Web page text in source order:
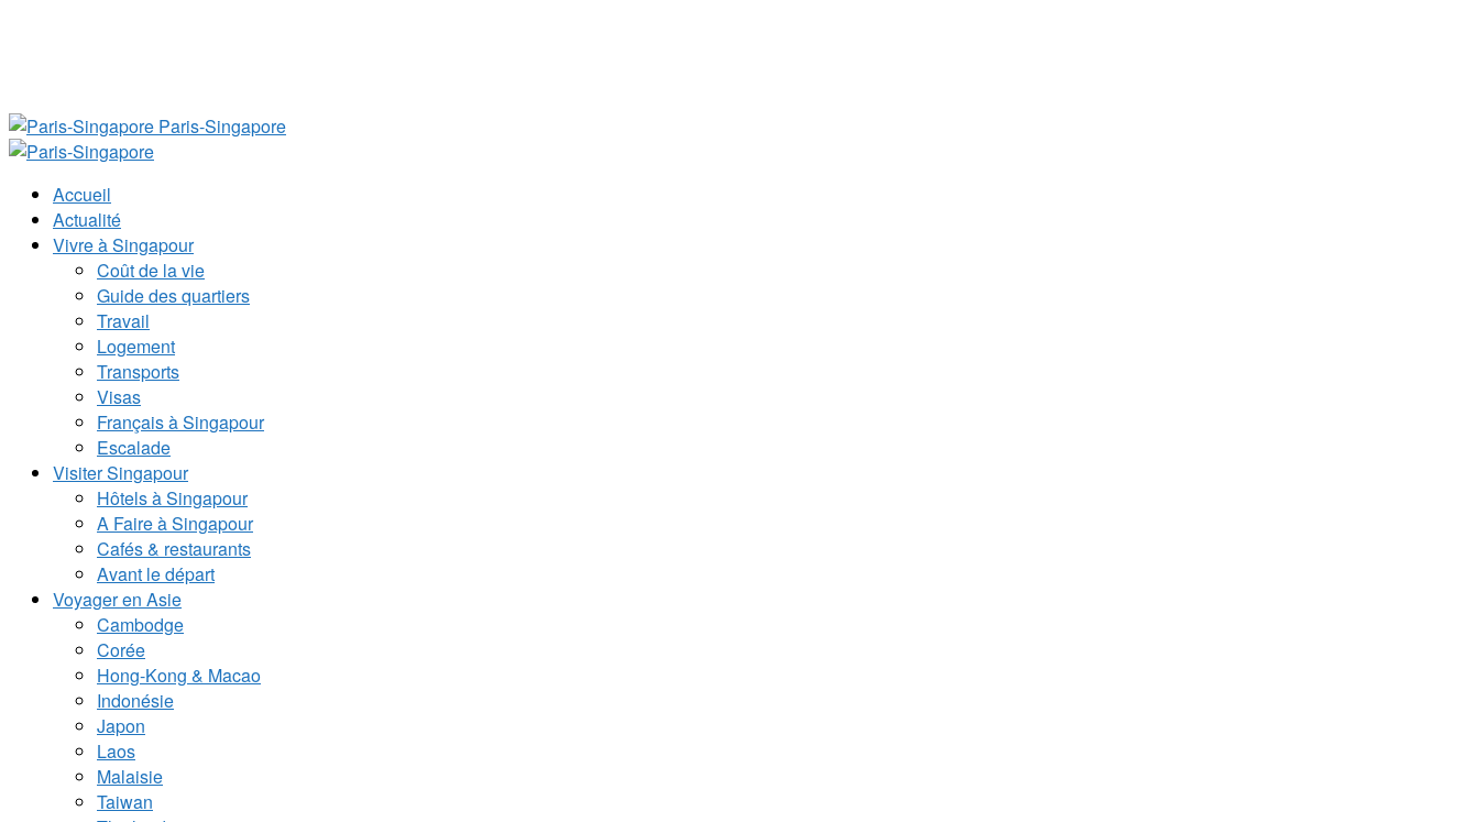
Paris-Singapore
Accueil
Actualité
Vivre à Singapour
Coût de la vie
Guide des quartiers
Travail
Logement
Transports
Visas
Français à Singapour
Escalade
Visiter Singapour
Hôtels à Singapour
A Faire à Singapour
Cafés & restaurants
Avant le départ
Voyager en Asie
Cambodge
Corée
Hong-Kong & Macao
Indonésie
Japon
Laos
Malaisie
Taiwan